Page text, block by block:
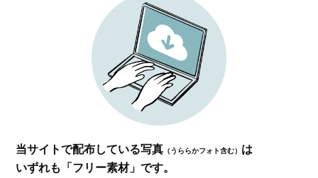
当サイトで配布している写真 （うららかフォト含む） は
いずれも「フリー素材」です。